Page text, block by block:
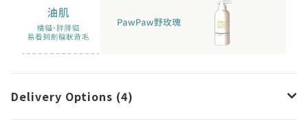
Delivery Options (4)